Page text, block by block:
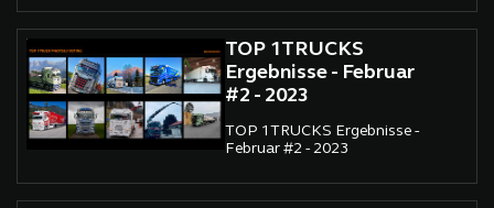
TOP 1TRUCKS
Ergebnisse - Februar
#2 - 2023
TOP 1TRUCKS Ergebnisse -
Februar #2 - 2023